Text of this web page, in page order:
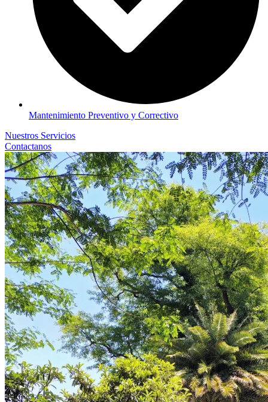
Mantenimiento Preventivo y Correctivo
Nuestros Servicios
Contactanos